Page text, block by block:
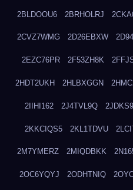
2BLDOOU6 2BRHOLRJ
2CVZ7WMG 2D26EBXW
2EZC76PR 2F53ZH8K
2HDT2UKH 2HLBXGGN
2IIHI162 2J4TVL9Q
2KKCIQS5 2KL1TDVU
2M7YMERZ 2MIQDBKK
2OC6YQYJ 2ODHTNIQ